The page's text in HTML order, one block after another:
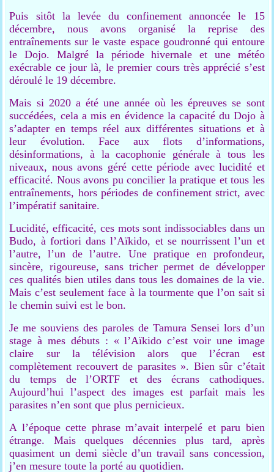
Puis sitôt la levée du confinement annoncée le 15
décembre, nous avons organisé la reprise des
entraînements sur le vaste espace goudronné qui entoure
le Dojo. Malgré la période hivernale et une météo
exécrable ce jour là, le premier cours très apprécié s’est
déroulé le 19 décembre.
Mais si 2020 a été une année où les épreuves se sont
succédées, cela a mis en évidence la capacité du Dojo à
s’adapter en temps réel aux différentes situations et à
leur évolution. Face aux flots d’informations,
désinformations, à la cacophonie générale à tous les
niveaux, nous avons géré cette période avec lucidité et
efficacité. Nous avons pu concilier la pratique et tous les
entraînements, hors périodes de confinement strict, avec
l’impératif sanitaire.
Lucidité, efficacité, ces mots sont indissociables dans un
Budo, à fortiori dans l’Aïkido, et se nourrissent l’un et
l’autre, l’un de l’autre. Une pratique en profondeur,
sincère, rigoureuse, sans tricher permet de développer
ces qualités bien utiles dans tous les domaines de la vie.
Mais c’est seulement face à la tourmente que l’on sait si
le chemin suivi est le bon.
Je me souviens des paroles de Tamura Sensei lors d’un
stage à mes débuts : « l’Aïkido c’est voir une image
claire sur la télévision alors que l’écran est
complètement recouvert de parasites ». Bien sûr c’était
du temps de l’ORTF et des écrans cathodiques.
Aujourd’hui l’aspect des images est parfait mais les
parasites n’en sont que plus pernicieux.
A l’époque cette phrase m’avait interpelé et paru bien
étrange. Mais quelques décennies plus tard, après
quasiment un demi siècle d’un travail sans concession,
j’en mesure toute la porté au quotidien.